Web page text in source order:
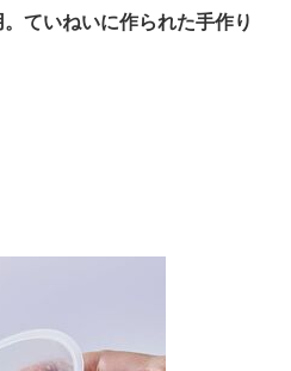
ていねいに作られた手作り